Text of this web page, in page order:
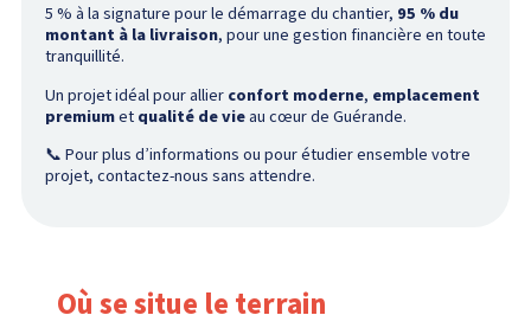
5 % à la signature pour le démarrage du chantier, 95 % du
montant à la livraison, pour une gestion financière en toute
tranquillité.
Un projet idéal pour allierconfort moderne, emplacement
premiumetqualité de vieau cœur de Guérande.
📞 Pour plus d’informations ou pour étudier ensemble votre
projet, contactez-nous sans attendre.
Où se situe le terrain